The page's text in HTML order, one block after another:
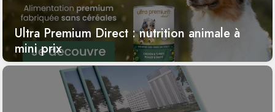
Ultra Premium Direct : nutrition animale à
mini prix